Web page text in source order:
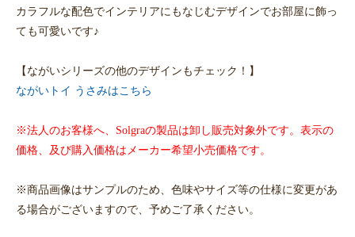
カラフルな配色でインテリアにもなじむデザインでお部屋に飾っ
ても可愛いです♪
【ながいシリーズの他のデザインもチェック！】
ながいトイ うさみはこちら
※法人のお客様へ、Solgraの製品は卸し販売対象外です。表示の
価格、及び購入価格はメーカー希望小売価格です。
※商品画像はサンプルのため、色味やサイズ等の仕様に変更があ
る場合がございますので、予めご了承ください。